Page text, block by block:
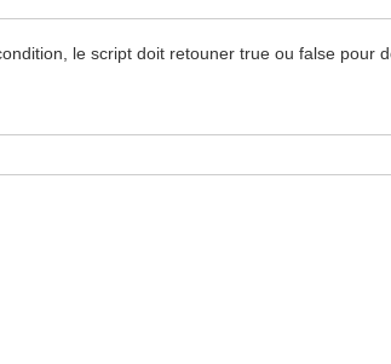
le script doit retouner true ou false pour